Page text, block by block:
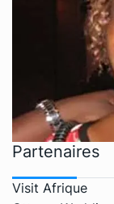
Partenaires
Visit Afrique